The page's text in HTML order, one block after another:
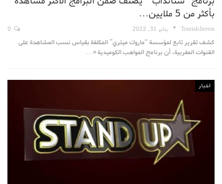
بأكثر من 5 ملايين…
TouriaIcherem يناير 31, 2022
كشف تقرير تابع لمؤسسة “ماروك ميتري” المكلفة بقياس نسب المشاهدة على
القنوات المغربية، أن برنامج المواهب الكوميدية «…
اخبار